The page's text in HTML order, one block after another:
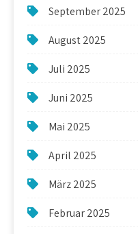
September 2025
August 2025
Juli 2025
Juni 2025
Mai 2025
April 2025
März 2025
Februar 2025